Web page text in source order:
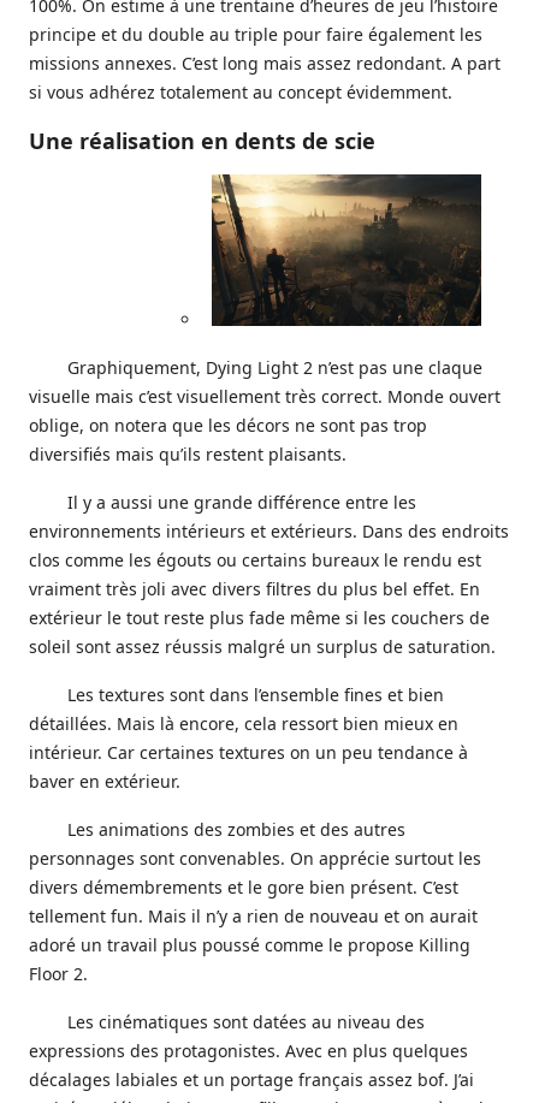
100%. On estime à une trentaine d’heures de jeu l’histoire
principe et du double au triple pour faire également les
missions annexes. C’est long mais assez redondant. A part
si vous adhérez totalement au concept évidemment.
Une réalisation en dents de scie
Graphiquement, Dying Light 2 n’est pas une claque
visuelle mais c’est visuellement très correct. Monde ouvert
oblige, on notera que les décors ne sont pas trop
diversifiés mais qu’ils restent plaisants.
Il y a aussi une grande différence entre les
environnements intérieurs et extérieurs. Dans des endroits
clos comme les égouts ou certains bureaux le rendu est
vraiment très joli avec divers filtres du plus bel effet. En
extérieur le tout reste plus fade même si les couchers de
soleil sont assez réussis malgré un surplus de saturation.
Les textures sont dans l’ensemble fines et bien
détaillées. Mais là encore, cela ressort bien mieux en
intérieur. Car certaines textures on un peu tendance à
baver en extérieur.
Les animations des zombies et des autres
personnages sont convenables. On apprécie surtout les
divers démembrements et le gore bien présent. C’est
tellement fun. Mais il n’y a rien de nouveau et on aurait
adoré un travail plus poussé comme le propose Killing
Floor 2.
Les cinématiques sont datées au niveau des
expressions des protagonistes. Avec en plus quelques
décalages labiales et un portage français assez bof. J’ai